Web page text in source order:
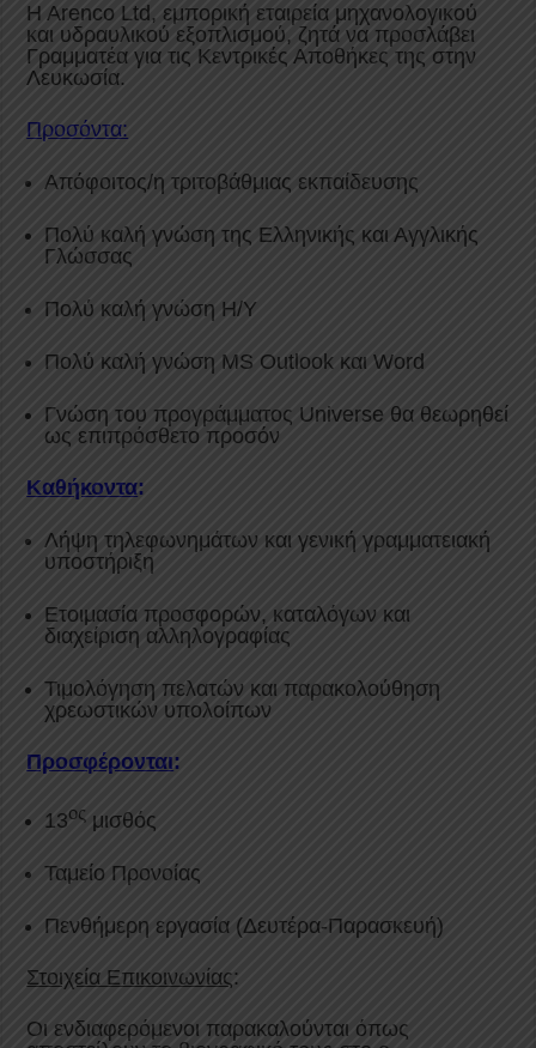
Η Αrenco Ltd, εμπορική εταιρεία μηχανολογικού
και υδραυλικού εξοπλισμού, ζητά να προσλάβει
Γραμματέα για τις Κεντρικές Αποθήκες της στην
Λευκωσία.
Προσόντα:
Απόφοιτος/η τριτοβάθμιας εκπαίδευσης
Πολύ καλή γνώση της Ελληνικής και Αγγλικής
Γλώσσας
Πολύ καλή γνώση Η/Υ
Πολύ καλή γνώση MS Outlook και Word
Γνώση του προγράμματος Universe θα θεωρηθεί
ως επιπρόσθετο προσόν
Καθήκοντα:
Λήψη τηλεφωνημάτων και γενική γραμματειακή
υποστήριξη
Ετοιμασία προσφορών, καταλόγων και
διαχείριση αλληλογραφίας
Τιμολόγηση πελατών και παρακολούθηση
χρεωστικών υπολοίπων
Προσφέρονται:
13ος μισθός
Ταμείο Προνοίας
Πενθήμερη εργασία (Δευτέρα-Παρασκευή)
Στοιχεία Επικοινωνίας:
Οι ενδιαφερόμενοι παρακαλούνται όπως